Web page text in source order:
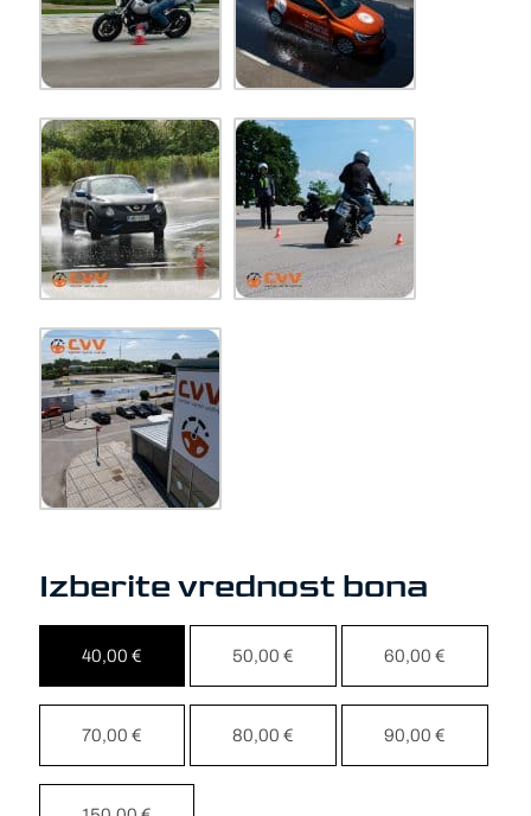
Izberite vrednost bona
40,00 € 50,00 € 60,00 €
70,00 € 80,00 € 90,00 €